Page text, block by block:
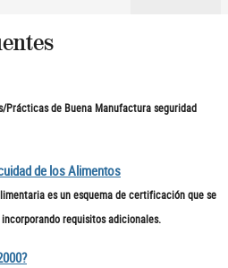
Prácticas de Buena Manufactura seguridad
de los Alimentos
es un esquema de certificación que se
requisitos adicionales.